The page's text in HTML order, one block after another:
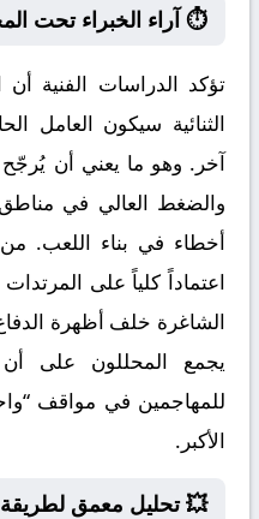
⏱️ آراء الخبراء تحت
تؤكد الدراسات الفنية
الثنائية سيكون
آخر. وهو ما يعني أن يُرجّح
والضغط العالي في
أخطاء في بناء اللعب.
اعتماداً كلياً على
الشاغرة خلف أظهرة
يجمع المحللون على أن
للمهاجمين في مواقف
الأكبر.
💥 تحليل معمق